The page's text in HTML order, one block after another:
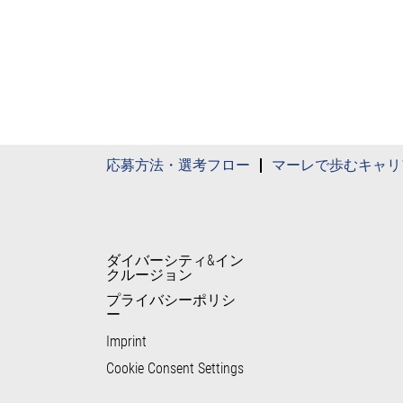
応募方法・選考フロー マーレで歩むキャ
ダイバーシティ&イン
クルージョン
プライバシーポリシ
ー
Imprint
Cookie Consent Settings